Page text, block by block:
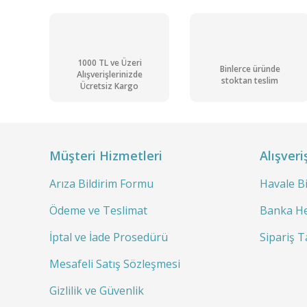
531,12 TL
1000 TL ve Üzeri
Alışverişlerinizde
Ücretsiz Kargo
Binlerce üründe
stoktan teslim
Müşteri Hizmetleri
Arıza Bildirim Formu
Ödeme ve Teslimat
İptal ve İade Prosedürü
Mesafeli Satış Sözleşmesi
Gizlilik ve Güvenlik
Havale
Banka
Sipariş